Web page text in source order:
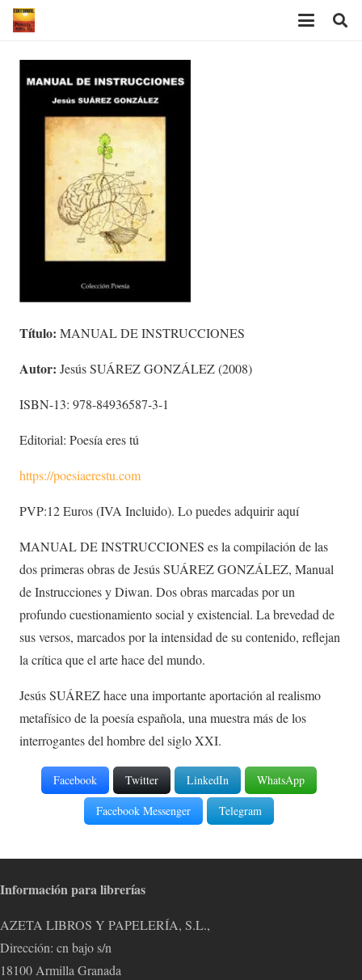
Título: MANUAL DE INSTRUCCIONES
Autor: Jesús SUÁREZ GONZÁLEZ (2008)
ISBN-13: 978-84936587-3-1
Editorial: Poesía eres tú
https://poesiaerestu.com
PVP:12 Euros (IVA Incluido). Lo puedes adquirir aquí
MANUAL DE INSTRUCCIONES es la compilación de las
dos primeras obras de Jesús SUÁREZ GONZÁLEZ, Manual
de Instrucciones y Diwan. Dos obras marcadas por un
profundo cuestionamiento social y existencial. La brevedad de
sus versos, marcados por la intensidad de su contenido, reflejan
la crítica que el arte hace del mundo.
Jesús SUÁREZ hace una importante aportación al realismo
metafísico de la poesía española, una muestra más de los
interrogantes del hombre del siglo XXI.
Facebook Twitter LinkedIn
WhatsApp
Facebook Messenger
Telegram
Información para librerías
AZETA LIBROS Y PAPELERÍA, S.L.,
Dirección: cn bajo s/n
18100 Armilla Granada